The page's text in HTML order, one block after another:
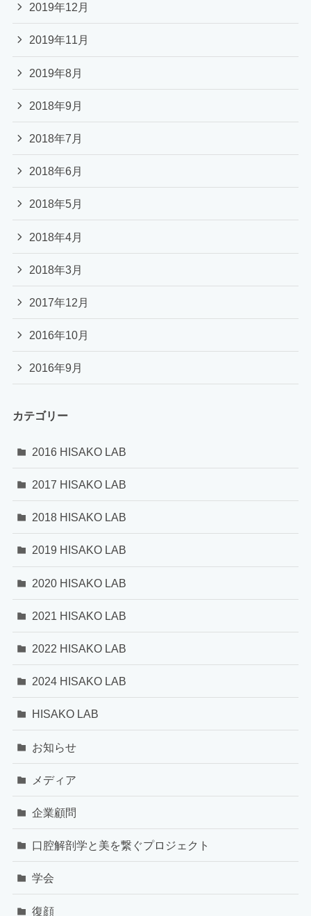
2019年12月
2019年11月
2019年8月
2018年9月
2018年7月
2018年6月
2018年5月
2018年4月
2018年3月
2017年12月
2016年10月
2016年9月
カテゴリー
2016 HISAKO LAB
2017 HISAKO LAB
2018 HISAKO LAB
2019 HISAKO LAB
2020 HISAKO LAB
2021 HISAKO LAB
2022 HISAKO LAB
2024 HISAKO LAB
HISAKO LAB
お知らせ
メディア
企業顧問
口腔解剖学と美を繋ぐプロジェクト
学会
復顔